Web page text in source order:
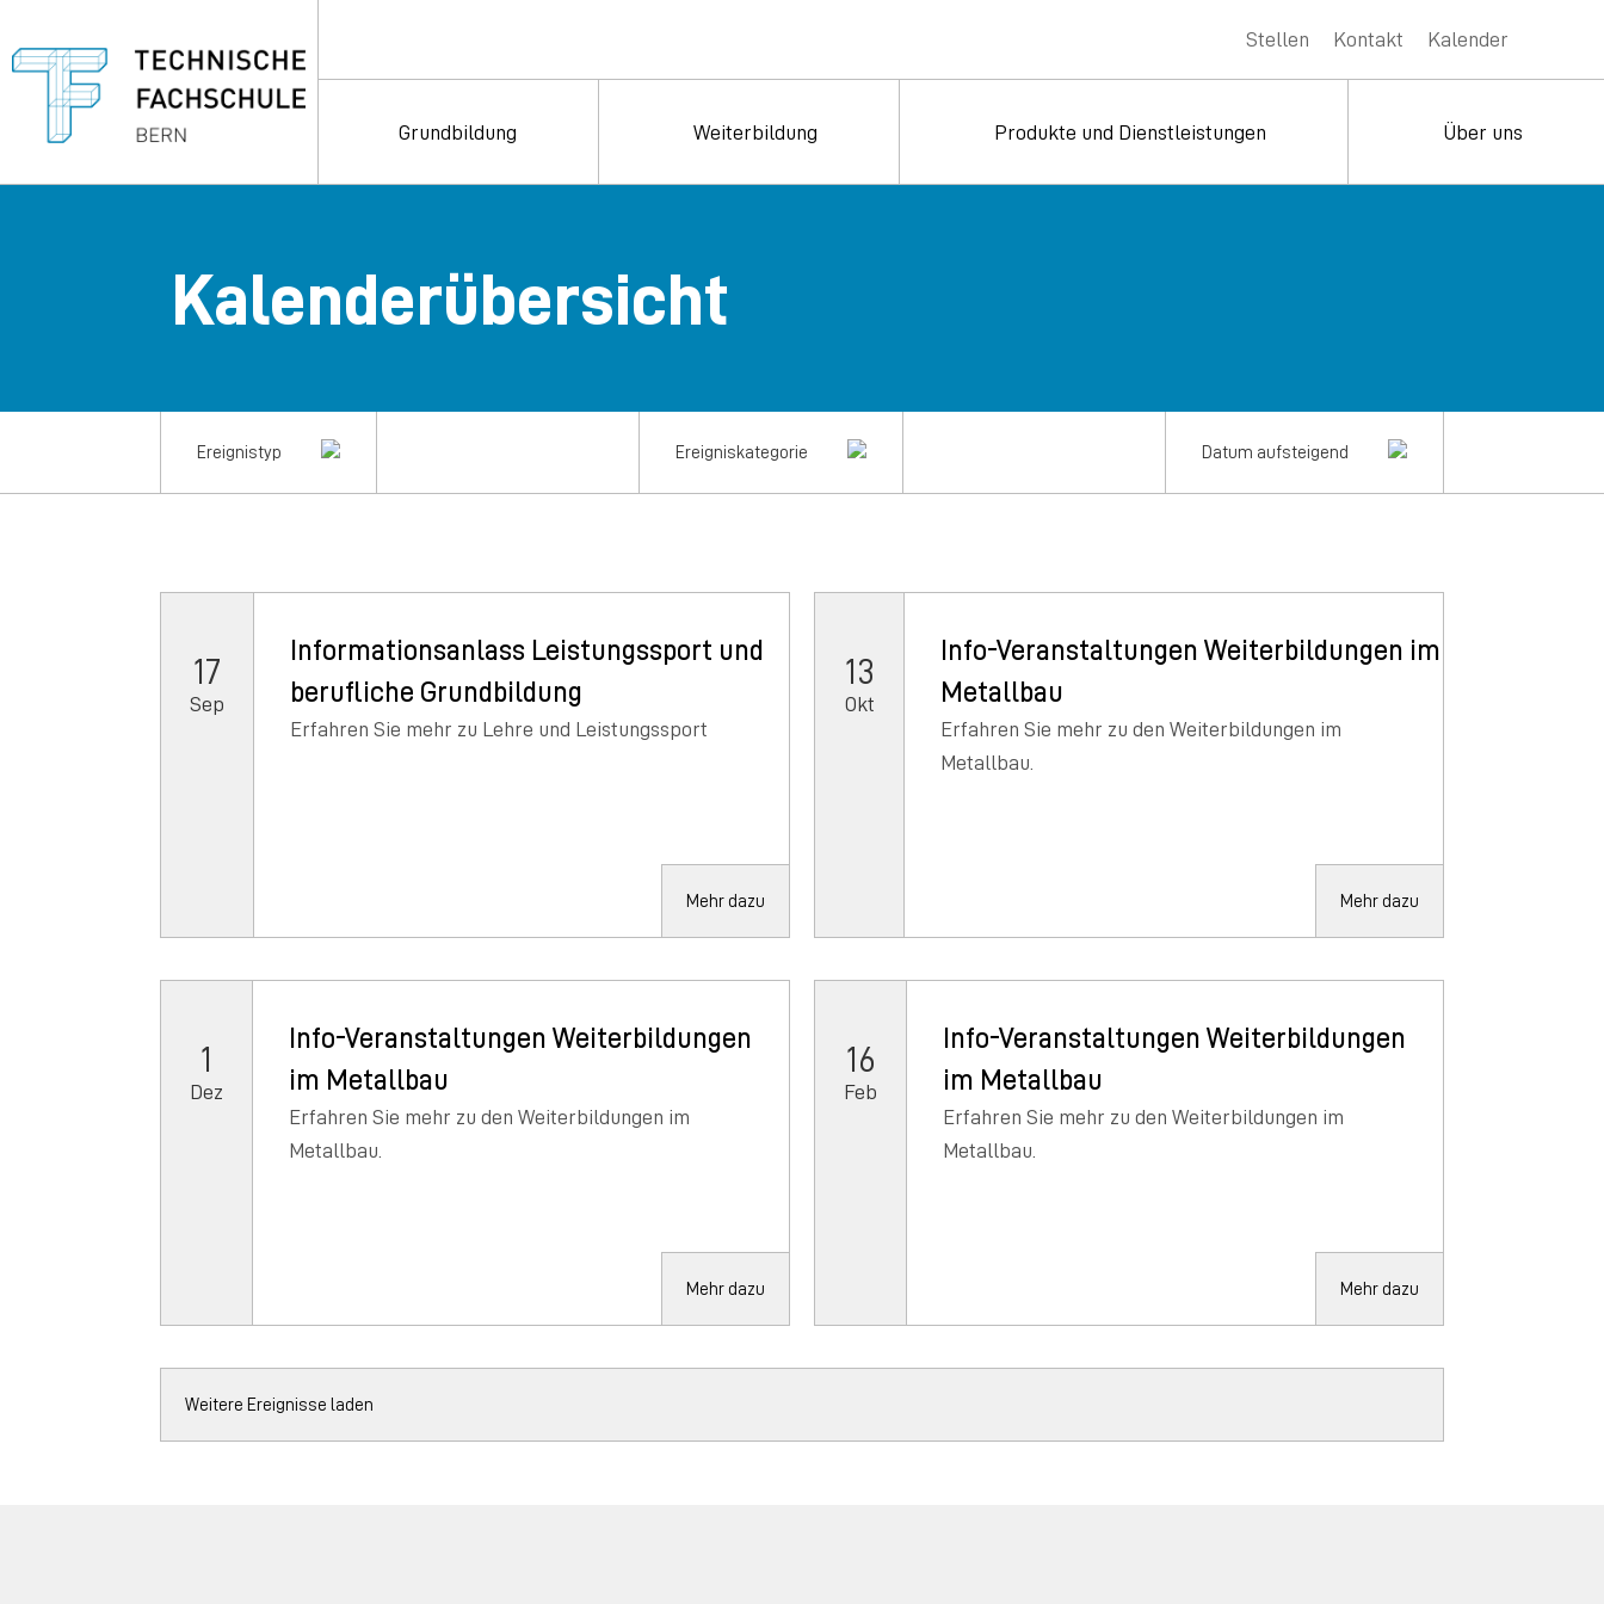
Stellen Kontakt Kalender
Grundbildung Weiterbildung Produkte und Dienstleistungen Über uns
Kalenderübersicht
Ereignistyp Ereigniskategorie Datum aufsteigend
17
Sep
Informationsanlass Leistungssport und
berufliche Grundbildung
Erfahren Sie mehr zu Lehre und Leistungssport
Mehr dazu
13
Okt
Info-Veranstaltungen Weiterbildungen im
Metallbau
Erfahren Sie mehr zu den Weiterbildungen im
Metallbau.
Mehr dazu
1
Dez
Info-Veranstaltungen Weiterbildungen
im Metallbau
Erfahren Sie mehr zu den Weiterbildungen im
Metallbau.
Mehr dazu
16
Feb
Info-Veranstaltungen Weiterbildungen
im Metallbau
Erfahren Sie mehr zu den Weiterbildungen im
Metallbau.
Mehr dazu
Weitere Ereignisse laden